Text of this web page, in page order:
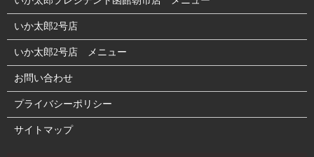
いか太郎2号店
いか太郎2号店 メニュー
お問い合わせ
プライバシーポリシー
サイトマップ